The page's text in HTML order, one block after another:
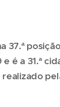
37.ª
e é a 31.ª
realizado